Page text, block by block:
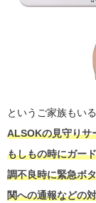
というご家族もい
ALSOKの見守りサ
もしもの時にガー
調不良時に緊急ボ
関への通報などの